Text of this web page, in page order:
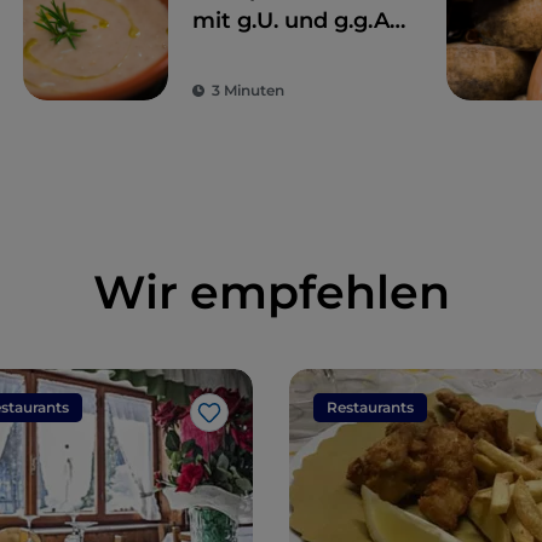
mit g.U. und g.g.A.
3 Minuten
Wir empfehlen
Like
Restaurants